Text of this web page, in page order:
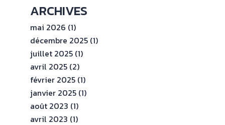
ARCHIVES
mai 2026 (1)
décembre 2025 (1)
juillet 2025 (1)
avril 2025 (2)
février 2025 (1)
janvier 2025 (1)
août 2023 (1)
avril 2023 (1)